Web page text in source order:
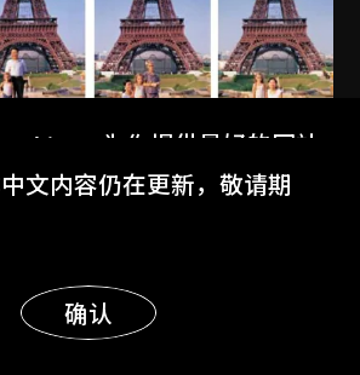
」为你提供最好的网站
明白
文内容仍在更新，敬请期
确认
显示更多